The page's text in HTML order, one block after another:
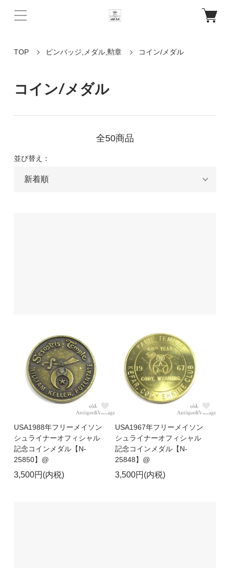
TOP ピンバッジ,メダル,勲章 コイン/メダル
コイン/メダル
全50商品
並び替え：
USA1988年フリーメイソン
シュライナーオフィシャル
記念コインメダル【N-
25850】@
3,500円(内税)
USA1967年フリーメイソン
シュライナーオフィシャル
記念コインメダル【N-
25848】@
3,500円(内税)